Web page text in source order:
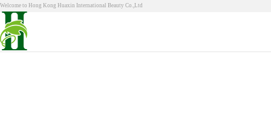
Welcome to Hong Kong Huaxin International Beauty Co.,Ltd